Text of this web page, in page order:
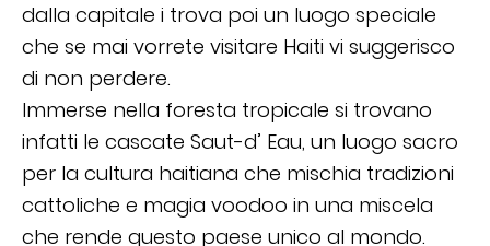
dalla capitale i trova poi un luogo speciale
che se mai vorrete visitare Haiti vi suggerisco
di non perdere.
Immerse nella foresta tropicale si trovano
infatti le cascate Saut-d’ Eau, un luogo sacro
per la cultura haitiana che mischia tradizioni
cattoliche e magia voodoo in una miscela
che rende questo paese unico al mondo.